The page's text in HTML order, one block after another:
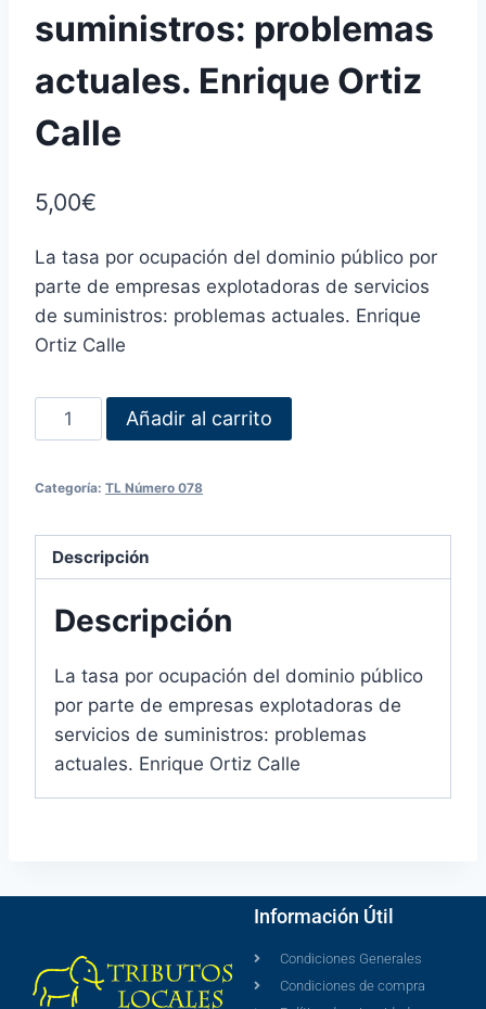
suministros: problemas
actuales. Enrique Ortiz
Calle
5,00€
La tasa por ocupación del dominio público por
parte de empresas explotadoras de servicios
de suministros: problemas actuales. Enrique
Ortiz Calle
Añadir al carrito
Categoría: TL Número 078
Descripción
Descripción
La tasa por ocupación del dominio público
por parte de empresas explotadoras de
servicios de suministros: problemas
actuales. Enrique Ortiz Calle
Información Útil
Condiciones Generales
Condiciones de compra